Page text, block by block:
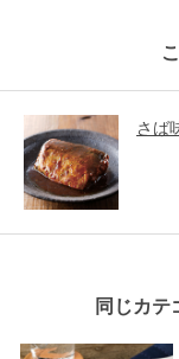
さば
同じカテ